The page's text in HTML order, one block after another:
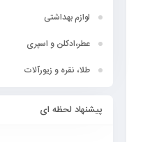
لوازم بهداشتی
عطر،ادکلن و اسپری
طلا، نقره و زیورآلات
پیشنهاد لحظه ای